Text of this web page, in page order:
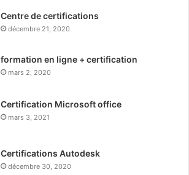
Centre de certifications
décembre 21, 2020
formation en ligne + certification
mars 2, 2020
Certification Microsoft office
mars 3, 2021
Certifications Autodesk
décembre 30, 2020